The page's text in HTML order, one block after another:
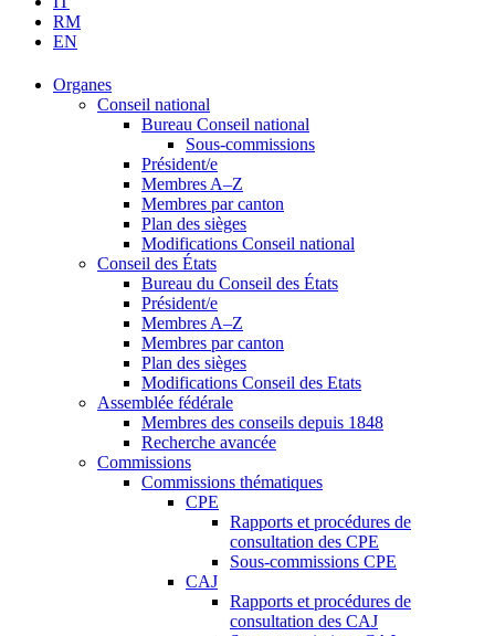
RM
EN
Organes
Conseil national
Bureau Conseil national
Sous-commissions
Président/e
Membres A–Z
Membres par canton
Plan des sièges
Modifications Conseil national
Conseil des États
Bureau du Conseil des États
Président/e
Membres A–Z
Membres par canton
Plan des sièges
Modifications Conseil des Etats
Assemblée fédérale
Membres des conseils depuis 1848
Recherche avancée
Commissions
Commissions thématiques
CPE
Rapports et procédures de
consultation des CPE
Sous-commissions CPE
CAJ
Rapports et procédures de
consultation des CAJ